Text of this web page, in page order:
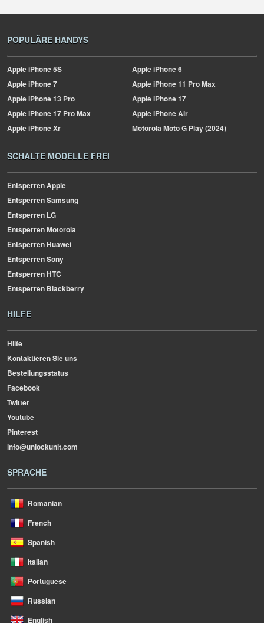
POPULÄRE HANDYS
AppleiPhone 5S AppleiPhone 6
AppleiPhone 7 AppleiPhone 11 Pro Max
AppleiPhone 13 Pro AppleiPhone 17
AppleiPhone 17 Pro Max AppleiPhone Air
AppleiPhone Xr MotorolaMoto G Play (2024)
SCHALTE MODELLE FREI
Entsperren Apple
Entsperren Samsung
Entsperren LG
Entsperren Motorola
Entsperren Huawei
Entsperren Sony
Entsperren HTC
Entsperren Blackberry
HILFE
Hilfe
Kontaktieren Sie uns
Bestellungsstatus
Facebook
Twitter
Youtube
Pinterest
info@unlockunit.com
SPRACHE
Romanian
French
Spanish
Italian
Portuguese
Russian
English